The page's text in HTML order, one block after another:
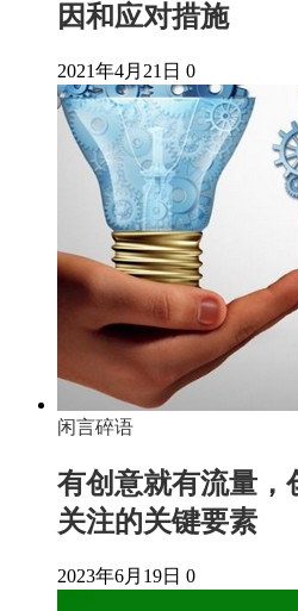
因和应对措施
2021年4月21日 0
闲言碎语
有创意就有流量，
关注的关键要素
2023年6月19日 0